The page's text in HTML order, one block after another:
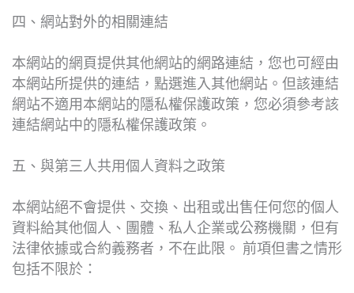
四、網站對外的相關連結
本網站的網頁提供其他網站的網路連結，您也可經由
本網站所提供的連結，點選進入其他網站。但該連結
網站不適用本網站的隱私權保護政策，您必須參考該
連結網站中的隱私權保護政策。
五、與第三人共用個人資料之政策
本網站絕不會提供、交換、出租或出售任何您的個人
資料給其他個人、團體、私人企業或公務機關，但有
法律依據或合約義務者，不在此限。 前項但書之情形
包括不限於：